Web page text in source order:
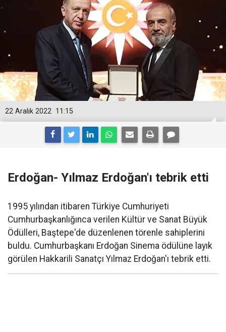
11:15
22 Aralık 2022
Erdoğan- Yılmaz Erdoğan'ı tebrik etti
1995 yılından itibaren Türkiye Cumhuriyeti
Cumhurbaşkanlığınca verilen Kültür ve Sanat Büyük
Ödülleri, Baştepe'de düzenlenen törenle sahiplerini
buldu. Cumhurbaşkanı Erdoğan Sinema ödülüne layık
görülen Hakkarili Sanatçı Yılmaz Erdoğan'ı tebrik etti.